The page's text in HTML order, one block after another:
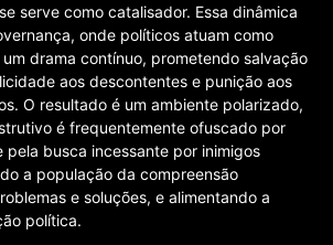
serve como catalisador. Essa dinâmica
onde políticos atuam como
drama contínuo, prometendo salvação
aos descontentes e punição aos
O resultado é um ambiente polarizado,
é frequentemente ofuscado por
pela busca incessante por inimigos
a população da compreensão
e soluções, e alimentando a
política.